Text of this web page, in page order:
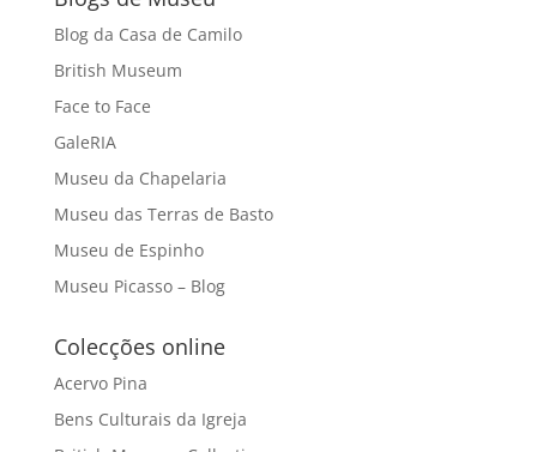
Blog da Casa de Camilo
British Museum
Face to Face
GaleRIA
Museu da Chapelaria
Museu das Terras de Basto
Museu de Espinho
Museu Picasso – Blog
Colecções online
Acervo Pina
Bens Culturais da Igreja